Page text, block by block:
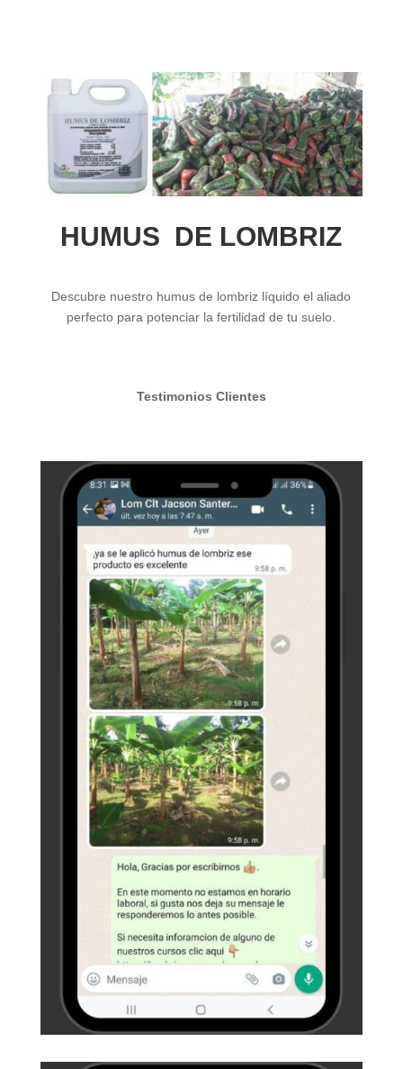
HUMUS DE LOMBRIZ
Descubre nuestro humus de lombriz líquido el aliado
perfecto para potenciar la fertilidad de tu suelo.
Testimonios Clientes